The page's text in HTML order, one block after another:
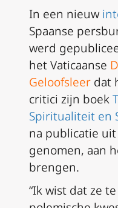
In een nieuw
Spaanse
werd
het Vaticaanse
Geloofsleer dat
critici zijn boek
Spiritualiteit en
na publicatie
genomen, aan
brengen.
“Ik wist dat ze